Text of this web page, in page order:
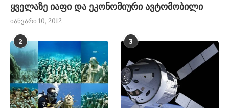
ყველაზე იაფი და ეკონომიური ავტომობილი
იანვარი 10, 2012
2 3